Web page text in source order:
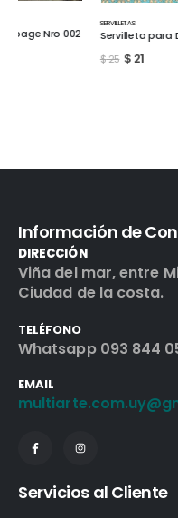
Servilleta para Decoupage Nro
Información de
DIRECCIÓN
Viña del mar, entre
Ciudad de la costa.
TELÉFONO
Whatsapp 093 844
EMAIL
Servicios al Cliente